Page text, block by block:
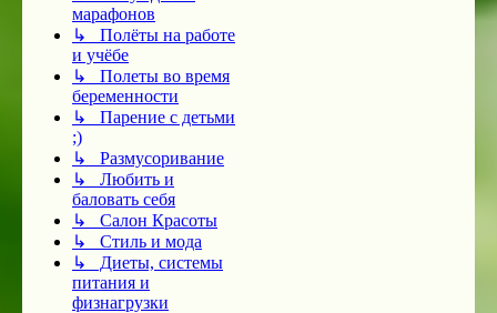
марафонов
↳ Полёты на работе
и учёбе
↳ Полеты во время
беременности
↳ Парение с детьми
;)
↳ Размусоривание
↳ Любить и
баловать себя
↳ Салон Красоты
↳ Стиль и мода
↳ Диеты, системы
питания и
физнагрузки